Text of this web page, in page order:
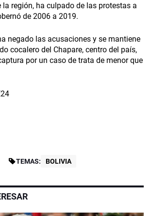
la región, ha culpado de las protestas a
de 2006 a 2019.
negado las acusaciones y se mantiene
cocalero del Chapare, centro del país,
por un caso de trata de menor que
TEMAS: BOLIVIA